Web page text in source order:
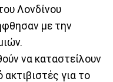
Λονδίνου
με την
να καταστείλουν
ακτιβιστές για το